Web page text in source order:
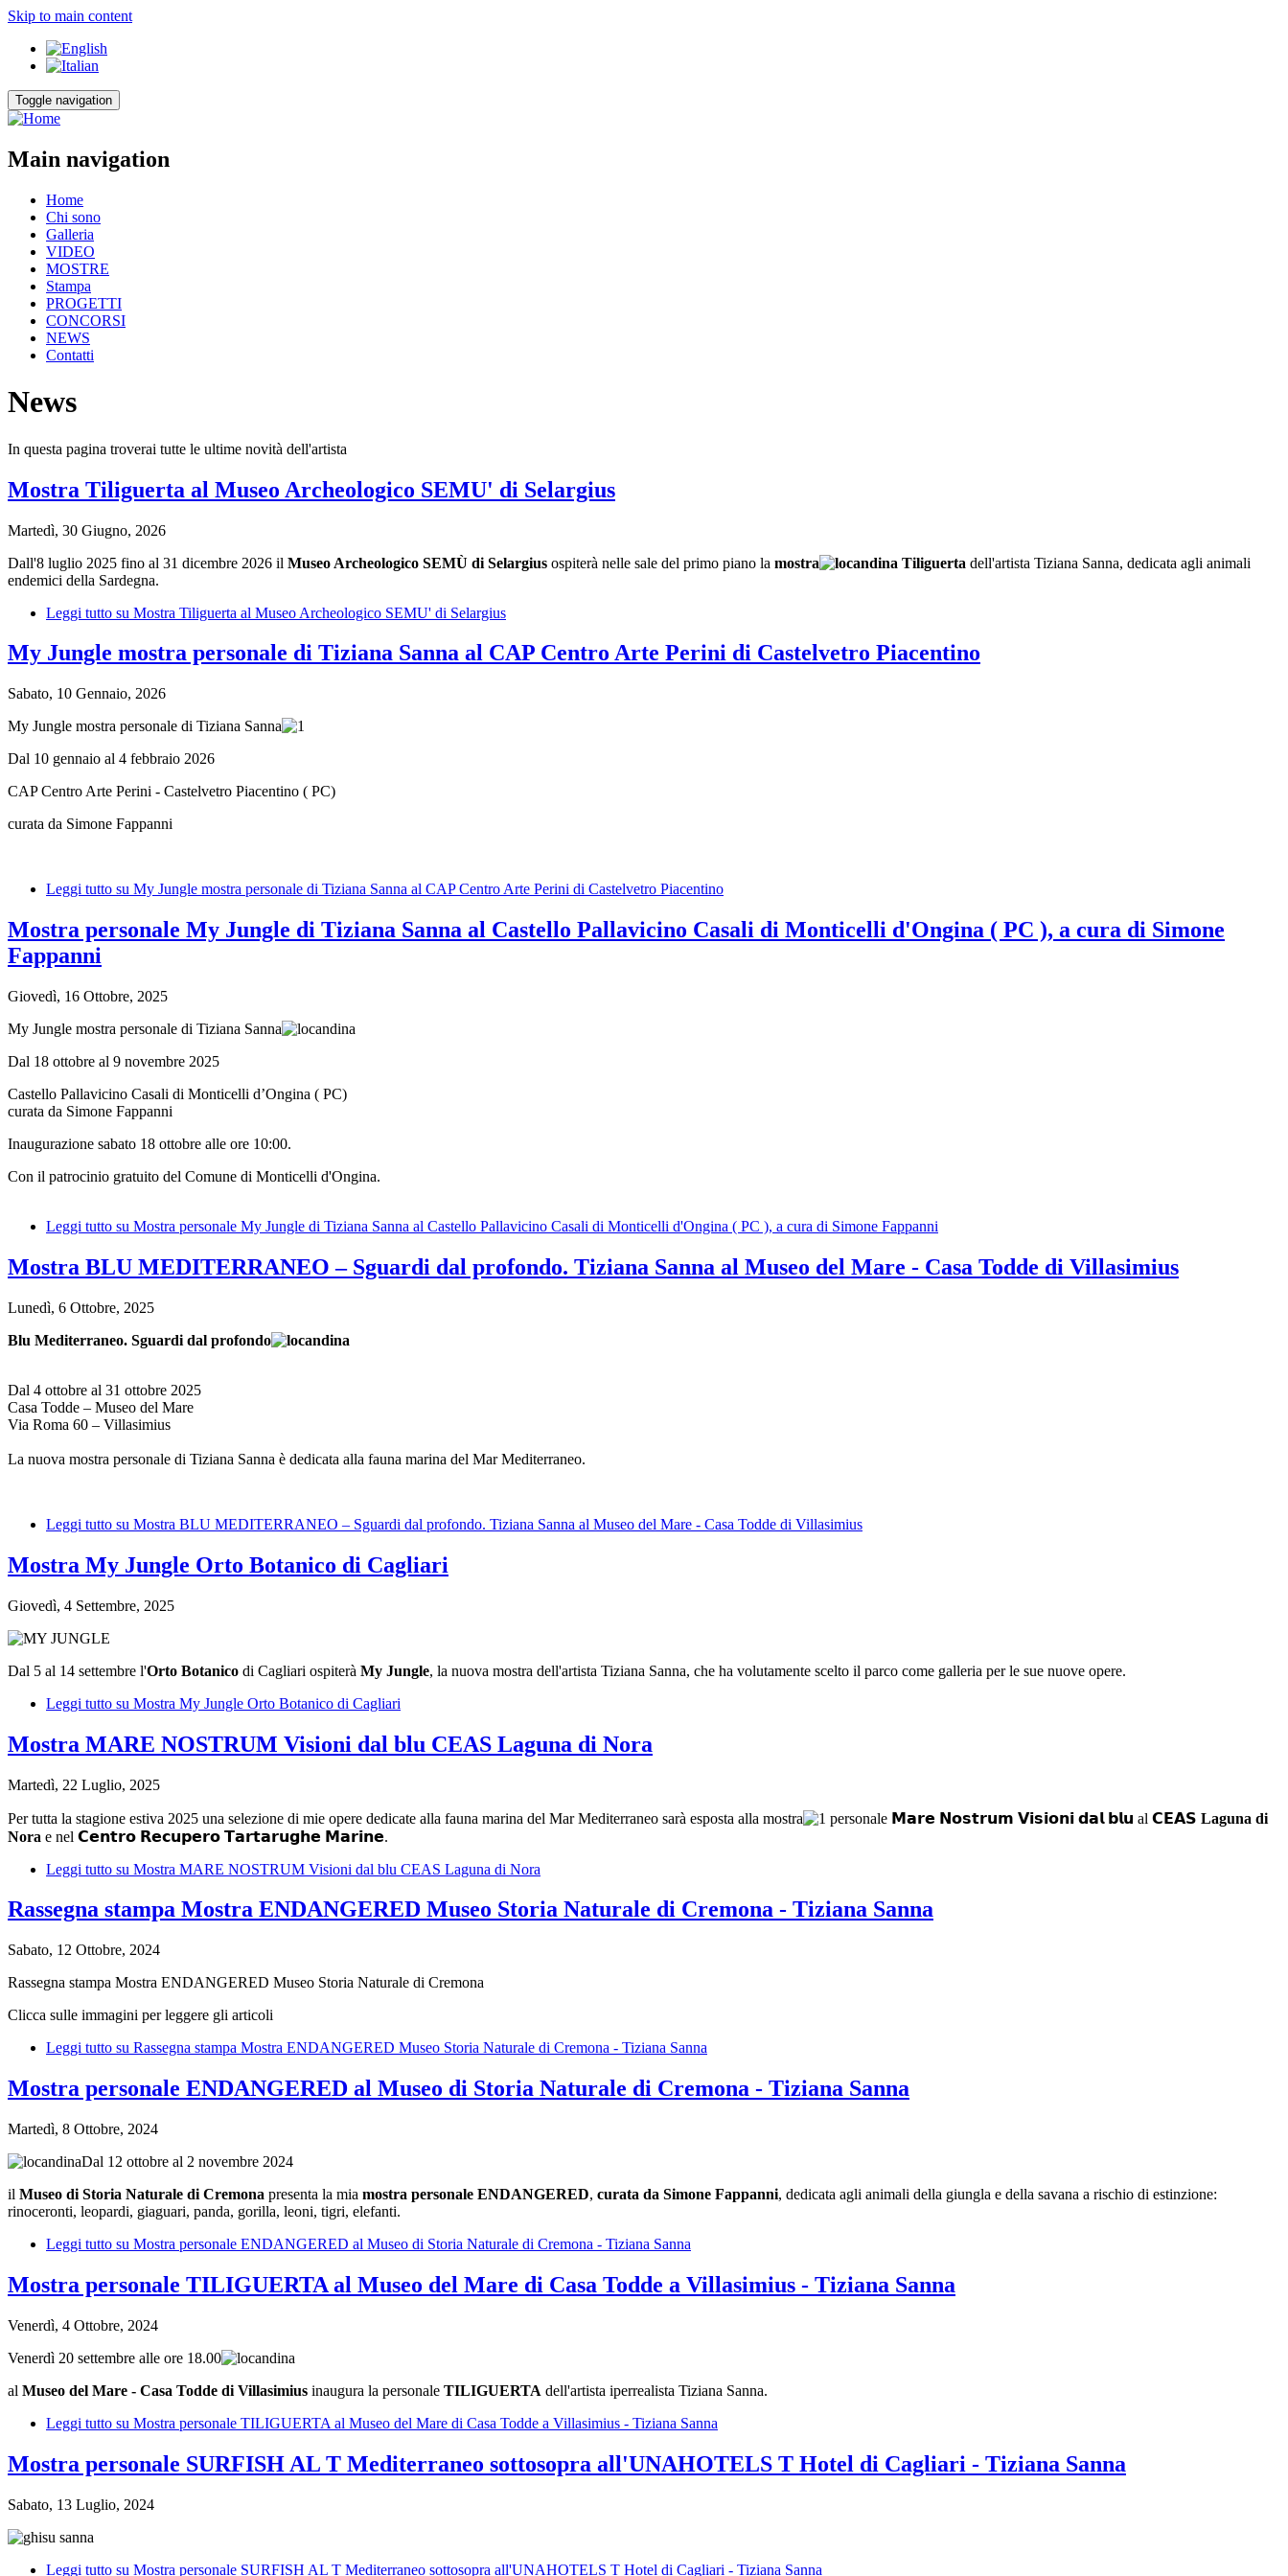
Skip to main content
Toggle navigation
Main navigation
Home
Chi sono
Galleria
VIDEO
MOSTRE
Stampa
PROGETTI
CONCORSI
NEWS
Contatti
News
In questa pagina troverai tutte le ultime novità dell'artista
Mostra Tiliguerta al Museo Archeologico SEMU' di Selargius
Martedì, 30 Giugno, 2026
Dall'8 luglio 2025 fino al 31 dicembre 2026 il Museo Archeologico SEMÙ di Selargius ospiterà nelle sale del primo piano la mostra Tiliguerta dell'artista Tiziana Sanna, dedicata agli animali
endemici della Sardegna.
Leggi tutto su Mostra Tiliguerta al Museo Archeologico SEMU' di Selargius
My Jungle mostra personale di Tiziana Sanna al CAP Centro Arte Perini di Castelvetro Piacentino
Sabato, 10 Gennaio, 2026
My Jungle mostra personale di Tiziana Sanna
Dal 10 gennaio al 4 febbraio 2026
CAP Centro Arte Perini - Castelvetro Piacentino ( PC)
curata da Simone Fappanni
Leggi tutto su My Jungle mostra personale di Tiziana Sanna al CAP Centro Arte Perini di Castelvetro Piacentino
Mostra personale My Jungle di Tiziana Sanna al Castello Pallavicino Casali di Monticelli d'Ongina ( PC ), a cura di Simone
Fappanni
Giovedì, 16 Ottobre, 2025
My Jungle mostra personale di Tiziana Sanna
Dal 18 ottobre al 9 novembre 2025
Castello Pallavicino Casali di Monticelli d’Ongina ( PC)
curata da Simone Fappanni
Inaugurazione sabato 18 ottobre alle ore 10:00.
Con il patrocinio gratuito del Comune di Monticelli d'Ongina.
Leggi tutto su Mostra personale My Jungle di Tiziana Sanna al Castello Pallavicino Casali di Monticelli d'Ongina ( PC ), a cura di Simone Fappanni
Mostra BLU MEDITERRANEO – Sguardi dal profondo. Tiziana Sanna al Museo del Mare - Casa Todde di Villasimius
Lunedì, 6 Ottobre, 2025
Blu Mediterraneo. Sguardi dal profondo
Dal 4 ottobre al 31 ottobre 2025
Casa Todde – Museo del Mare
Via Roma 60 – Villasimius
La nuova mostra personale di Tiziana Sanna è dedicata alla fauna marina del Mar Mediterraneo.
Leggi tutto su Mostra BLU MEDITERRANEO – Sguardi dal profondo. Tiziana Sanna al Museo del Mare - Casa Todde di Villasimius
Mostra My Jungle Orto Botanico di Cagliari
Giovedì, 4 Settembre, 2025
Dal 5 al 14 settembre l'Orto Botanico di Cagliari ospiterà My Jungle, la nuova mostra dell'artista Tiziana Sanna, che ha volutamente scelto il parco come galleria per le sue nuove opere.
Leggi tutto su Mostra My Jungle Orto Botanico di Cagliari
Mostra MARE NOSTRUM Visioni dal blu CEAS Laguna di Nora
Martedì, 22 Luglio, 2025
Per tutta la stagione estiva 2025 una selezione di mie opere dedicate alla fauna marina del Mar Mediterraneo sarà esposta alla mostra personale 𝗠𝗮𝗿𝗲 𝗡𝗼𝘀𝘁𝗿𝘂𝗺 𝗩𝗶𝘀𝗶𝗼𝗻𝗶 𝗱𝗮𝗹 𝗯𝗹𝘂 al 𝗖𝗘𝗔𝗦 Laguna di
Nora e nel 𝗖𝗲𝗻𝘁𝗿𝗼 𝗥𝗲𝗰𝘂𝗽𝗲𝗿𝗼 𝗧𝗮𝗿𝘁𝗮𝗿𝘂𝗴𝗵𝗲 𝗠𝗮𝗿𝗶𝗻𝗲.
Leggi tutto su Mostra MARE NOSTRUM Visioni dal blu CEAS Laguna di Nora
Rassegna stampa Mostra ENDANGERED Museo Storia Naturale di Cremona - Tiziana Sanna
Sabato, 12 Ottobre, 2024
Rassegna stampa Mostra ENDANGERED Museo Storia Naturale di Cremona
Clicca sulle immagini per leggere gli articoli
Leggi tutto su Rassegna stampa Mostra ENDANGERED Museo Storia Naturale di Cremona - Tiziana Sanna
Mostra personale ENDANGERED al Museo di Storia Naturale di Cremona - Tiziana Sanna
Martedì, 8 Ottobre, 2024
Dal 12 ottobre al 2 novembre 2024
il Museo di Storia Naturale di Cremona presenta la mia mostra personale ENDANGERED, curata da Simone Fappanni, dedicata agli animali della giungla e della savana a rischio di estinzione:
rinoceronti, leopardi, giaguari, panda, gorilla, leoni, tigri, elefanti.
Leggi tutto su Mostra personale ENDANGERED al Museo di Storia Naturale di Cremona - Tiziana Sanna
Mostra personale TILIGUERTA al Museo del Mare di Casa Todde a Villasimius - Tiziana Sanna
Venerdì, 4 Ottobre, 2024
Venerdì 20 settembre alle ore 18.00
al Museo del Mare - Casa Todde di Villasimius inaugura la personale TILIGUERTA dell'artista iperrealista Tiziana Sanna.
Leggi tutto su Mostra personale TILIGUERTA al Museo del Mare di Casa Todde a Villasimius - Tiziana Sanna
Mostra personale SURFISH AL T Mediterraneo sottosopra all'UNAHOTELS T Hotel di Cagliari - Tiziana Sanna
Sabato, 13 Luglio, 2024
Leggi tutto su Mostra personale SURFISH AL T Mediterraneo sottosopra all'UNAHOTELS T Hotel di Cagliari - Tiziana Sanna